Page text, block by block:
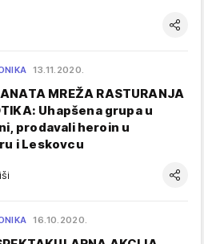
13.11.2020.
MREŽA RASTURANJA
Uhapšena grupa u
prodavali heroin u
i Leskovcu
16.10.2020.